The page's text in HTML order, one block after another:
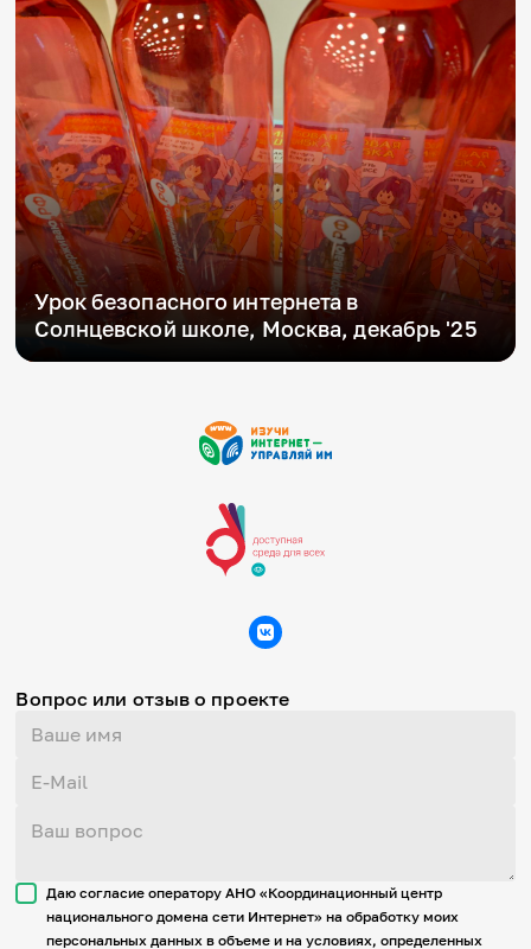
Урок безопасного интернета в
Солнцевской школе, Москва, декабрь '25
Вопрос или отзыв о проекте
Даю согласие оператору АНО «Координационный центр
национального домена сети Интернет» на обработку моих
персональных данных в объеме и на условиях, определенных